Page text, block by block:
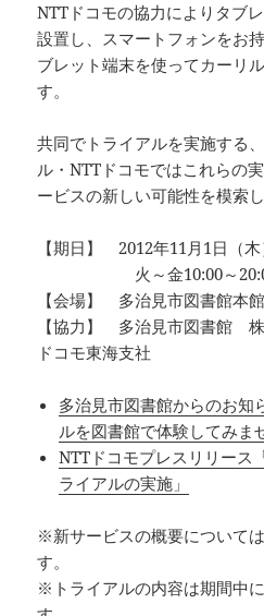
NTTドコモの協力によりタブ
設置し、スマートフォンをお
ブレット端末を使ってカーリ
す。
共同でトライアルを実施する
ル・NTTドコモではこれらの
ービスの新しい可能性を模索し
【期日】 2012年11月1日（木
火～金10:00～20:00
【会場】 多治見市図書館本
【協力】 多治見市図書館
ドコモ東海支社
多治見市図書館からのお知
ルを図書館で体験してみま
NTTドコモプレスリリース
ライアルの実施」
※新サービスの概要について
す。
※トライアルの内容は期間中